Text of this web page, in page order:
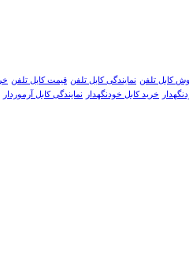
کابل تلفن نمایندگی کابل تلفن قیمت کابل تلفن
خرید کابل خودنگهدار نمایندگی کابل آرموردار